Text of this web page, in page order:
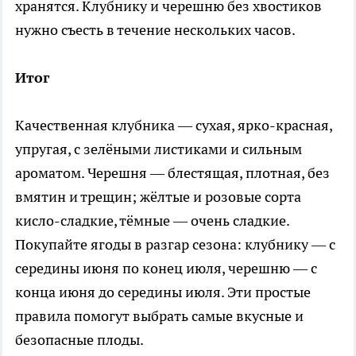
хранятся. Клубнику и черешню без хвостиков
нужно съесть в течение нескольких часов.
Итог
Качественная клубника — сухая, ярко-красная,
упругая, с зелёными листиками и сильным
ароматом. Черешня — блестящая, плотная, без
вмятин и трещин; жёлтые и розовые сорта
кисло-сладкие, тёмные — очень сладкие.
Покупайте ягоды в разгар сезона: клубнику — с
середины июня по конец июля, черешню — с
конца июня до середины июля. Эти простые
правила помогут выбрать самые вкусные и
безопасные плоды.